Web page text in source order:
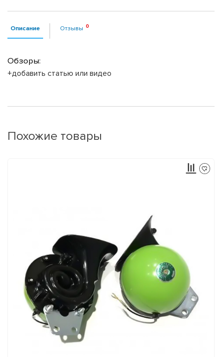
Описание Отзывы
Обзоры:
+добавить статью или видео
Похожие товары